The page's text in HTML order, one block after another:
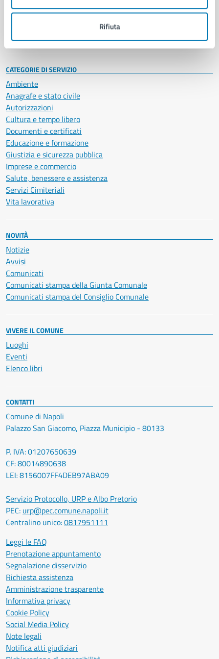
Rifiuta
Personale amministrativo
CATEGORIE DI SERVIZIO
Ambiente
Anagrafe e stato civile
Autorizzazioni
Cultura e tempo libero
Documenti e certificati
Educazione e formazione
Giustizia e sicurezza pubblica
Imprese e commercio
Salute, benessere e assistenza
Servizi Cimiteriali
Vita lavorativa
NOVITÀ
Notizie
Avvisi
Comunicati
Comunicati stampa della Giunta Comunale
Comunicati stampa del Consiglio Comunale
VIVERE IL COMUNE
Luoghi
Eventi
Elenco libri
CONTATTI
Comune di Napoli
Palazzo San Giacomo, Piazza Municipio - 80133
P. IVA: 01207650639
CF: 80014890638
LEI: 8156007FF4DEB97ABA09
Servizio Protocollo, URP e Albo Pretorio
PEC: urp@pec.comune.napoli.it
Centralino unico:0817951111
Leggi le FAQ
Prenotazione appuntamento
Segnalazione disservizio
Richiesta assistenza
Amministrazione trasparente
Informativa privacy
Cookie Policy
Social Media Policy
Note legali
Notifica atti giudiziari